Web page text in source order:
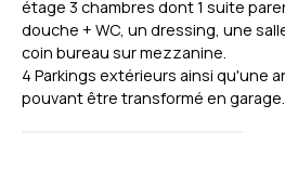
étage 3 chambres dont 1 suite
douche + WC, un dressing, une
coin bureau sur mezzanine.
4 Parkings extérieurs ainsi qu'une
pouvant être transformé en